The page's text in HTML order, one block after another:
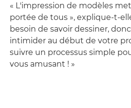
« L'impression de modèles
portée de tous », explique-t-
besoin de savoir dessiner,
intimider au début de votre
suivre un processus simple
vous amusant ! »